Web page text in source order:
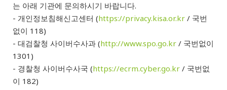
는 아래 기관에 문의하시기 바랍니다.
- 개인정보침해신고센터 (https://privacy.kisa.or.kr / 국번
없이 118)
- 대검찰청 사이버수사과 (http://www.spo.go.kr / 국번없이
1301)
- 경찰청 사이버수사국 (https://ecrm.cyber.go.kr / 국번없
이 182)